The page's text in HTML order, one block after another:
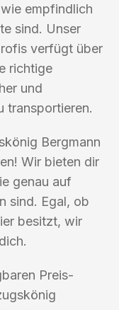
empfindlich
sind. Unser
verfügt über
richtige
und
transportieren.
Bergmann
Wir bieten dir
genau auf
sind. Egal, ob
besitzt, wir
Preis-